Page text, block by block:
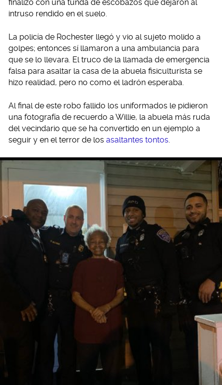
finalizó con una tunda de escobazos que dejaron al
intruso rendido en el suelo.
La policía de Rochester llegó y vio al sujeto molido a
golpes; entonces sí llamaron a una ambulancia para
que se lo llevara. El truco de la llamada de emergencia
falsa para asaltar la casa de la abuela fisiculturista se
hizo realidad, pero no como el ladrón esperaba.
Al final de este robo fallido los uniformados le pidieron
una fotografía de recuerdo a Willie, la abuela más ruda
del vecindario que se ha convertido en un ejemplo a
seguir y en el terror de los asaltantes tontos.